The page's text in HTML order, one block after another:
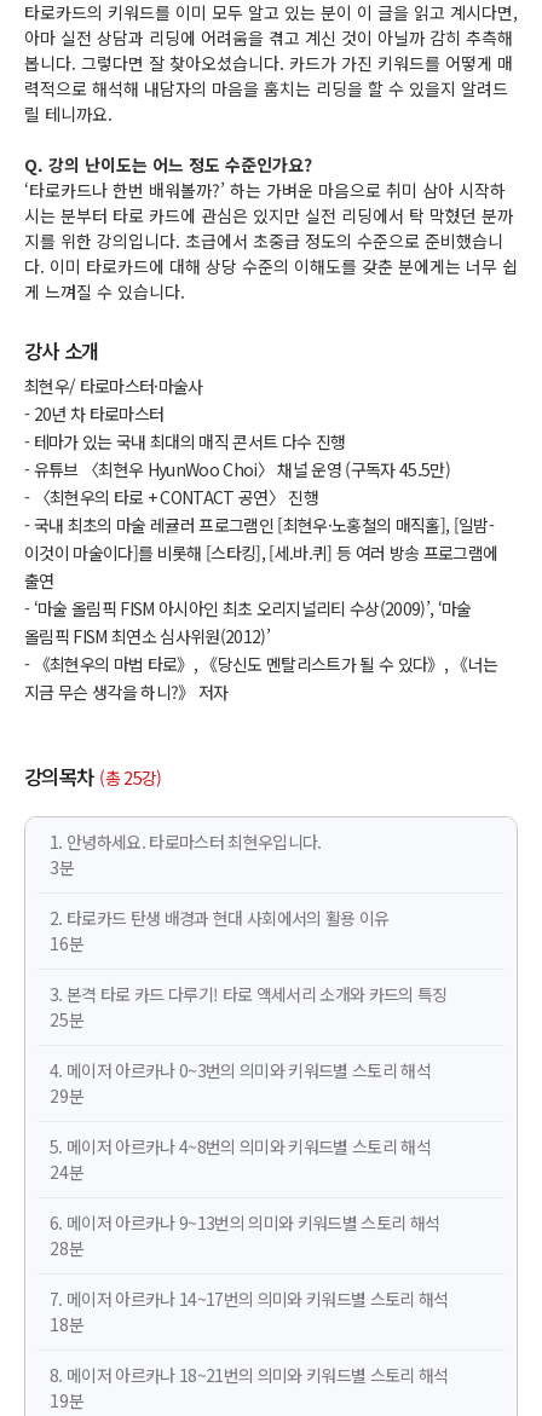
타로카드의 키워드를 이미 모두 알고 있는 분이 이 글을 읽고 계시다면,
아마 실전 상담과 리딩에 어려움을 겪고 계신 것이 아닐까 감히 추측해
봅니다. 그렇다면 잘 찾아오셨습니다. 카드가 가진 키워드를 어떻게 매
력적으로 해석해 내담자의 마음을 훔치는 리딩을 할 수 있을지 알려드
릴 테니까요.
Q. 강의 난이도는 어느 정도 수준인가요?
‘타로카드나 한번 배워볼까?’ 하는 가벼운 마음으로 취미 삼아 시작하
시는 분부터 타로 카드에 관심은 있지만 실전 리딩에서 탁 막혔던 분까
지를 위한 강의입니다. 초급에서 초중급 정도의 수준으로 준비했습니
다. 이미 타로카드에 대해 상당 수준의 이해도를 갖춘 분에게는 너무 쉽
게 느껴질 수 있습니다.
강사 소개
최현우/ 타로마스터·마술사
- 20년 차 타로마스터
- 테마가 있는 국내 최대의 매직 콘서트 다수 진행
- 유튜브 〈최현우 HyunWoo Choi〉 채널 운영 (구독자 45.5만)
- 〈최현우의 타로 + CONTACT 공연〉 진행
- 국내 최초의 마술 레귤러 프로그램인 [최현우·노홍철의 매직홀], [일밤-
이것이 마술이다]를 비롯해 [스타킹], [세.바.퀴] 등 여러 방송 프로그램에
출연
- ‘마술 올림픽 FISM 아시아인 최초 오리지널리티 수상(2009)’, ‘마술
올림픽 FISM 최연소 심사위원(2012)’
- 《최현우의 마법 타로》, 《당신도 멘탈리스트가 될 수 있다》, 《너는
지금 무슨 생각을 하니?》 저자
강의목차 (총 25강)
1. 안녕하세요. 타로마스터 최현우입니다.
3분
2. 타로카드 탄생 배경과 현대 사회에서의 활용 이유
16분
3. 본격 타로 카드 다루기! 타로 액세서리 소개와 카드의 특징
25분
4. 메이저 아르카나 0~3번의 의미와 키워드별 스토리 해석
29분
5. 메이저 아르카나 4~8번의 의미와 키워드별 스토리 해석
24분
6. 메이저 아르카나 9~13번의 의미와 키워드별 스토리 해석
28분
7. 메이저 아르카나 14~17번의 의미와 키워드별 스토리 해석
18분
8. 메이저 아르카나 18~21번의 의미와 키워드별 스토리 해석
19분